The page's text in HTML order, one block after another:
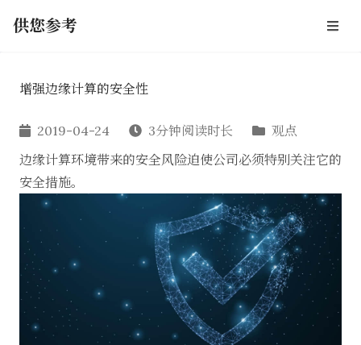
供您参考
增强边缘计算的安全性
2019-04-24 3分钟阅读时长
观点
边缘计算环境带来的安全风险迫使公司必须特别关注它的
安全措施。